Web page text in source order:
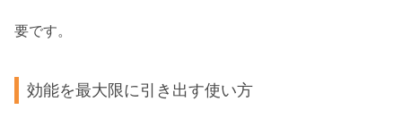
要です。
効能を最大限に引き出す使い方